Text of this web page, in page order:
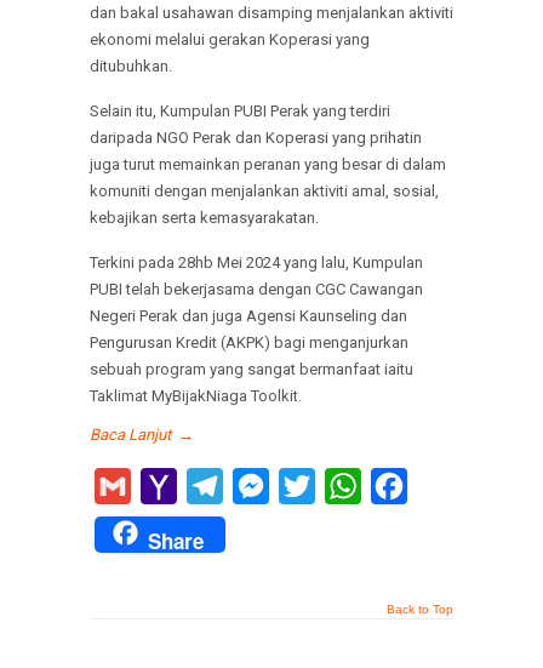
dan bakal usahawan disamping menjalankan aktiviti
ekonomi melalui gerakan Koperasi yang
ditubuhkan.
Selain itu, Kumpulan PUBI Perak yang terdiri
daripada NGO Perak dan Koperasi yang prihatin
juga turut memainkan peranan yang besar di dalam
komuniti dengan menjalankan aktiviti amal, sosial,
kebajikan serta kemasyarakatan.
Terkini pada 28hb Mei 2024 yang lalu, Kumpulan
PUBI telah bekerjasama dengan CGC Cawangan
Negeri Perak dan juga Agensi Kaunseling dan
Pengurusan Kredit (AKPK) bagi menganjurkan
sebuah program yang sangat bermanfaat iaitu
Taklimat MyBijakNiaga Toolkit.
Baca Lanjut →
Gmail
Yahoo
Mail
TelegramMessenger
Twitter WhatsApp
Share
Back to Top